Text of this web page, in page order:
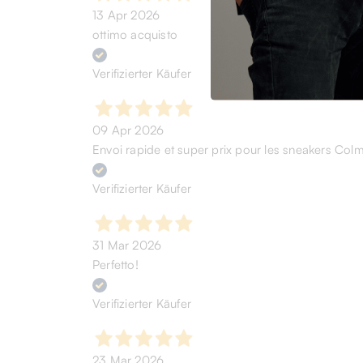
13 Apr 2026
ottimo acquisto
Verifizierter Käufer
09 Apr 2026
Envoi rapide et super prix pour les sneakers
Verifizierter Käufer
31 Mar 2026
Perfetto!
Verifizierter Käufer
23 Mar 2026